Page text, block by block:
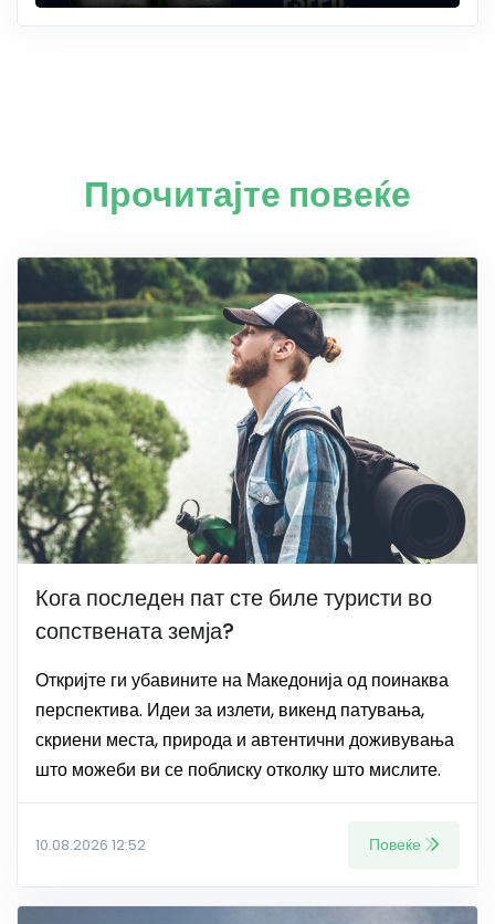
Прочитајте повеќе
Кога последен пат сте биле туристи во
сопствената земја?
Откријте ги убавините на Македонија од поинаква
перспектива. Идеи за излети, викенд патувања,
скриени места, природа и автентични доживувања
што можеби ви се поблиску отколку што мислите.
10.08.2026 12:52 Повеќе